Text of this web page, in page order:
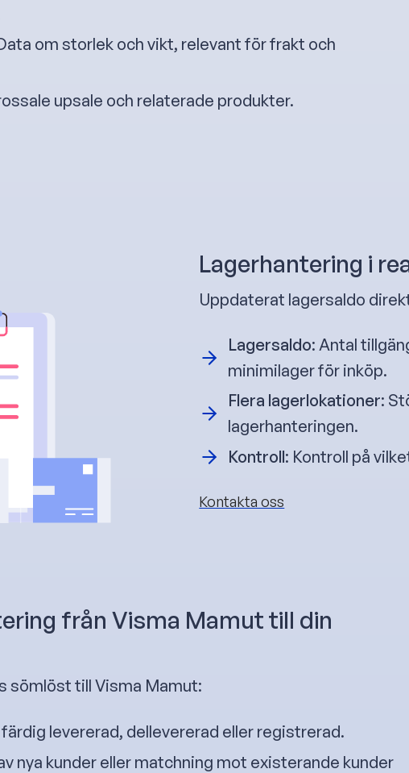
om storlek och vikt, relevant för frakt och
upsale och relaterade produkter.
Lagerhantering i
Uppdaterat lagersaldo
Lagersaldo: Antal
minimilager för inköp.
Flera lagerlokationer:
lagerhanteringen.
Kontroll: Kontroll på
Kontakta oss
från Visma Mamut till din
sömlöst till Visma Mamut:
levererad, dellevererad eller registrerad.
nya kunder eller matchning mot existerande kunder